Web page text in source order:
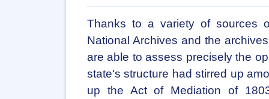
Thanks to a variety of sources
National Archives and the
are able to assess precisely the
state's structure had stirred up
up the Act of Mediation of